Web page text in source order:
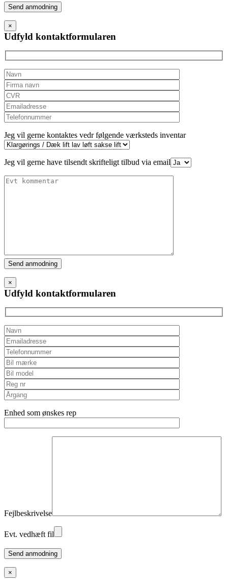
Please
leave
this
field
empty.
×
Udfyld kontaktformularen
Jeg vil gerne kontaktes vedr følgende værksteds inventar
Jeg vil gerne have tilsendt skrifteligt tilbud via email
Please
leave
this
field
empty.
×
Udfyld kontaktformularen
Enhed som ønskes rep
Fejlbeskrivelse
Evt. vedhæft fil
Please
leave
this
field
×